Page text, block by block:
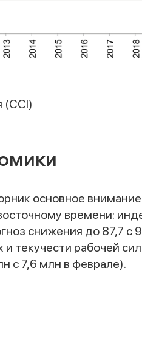
(CCI)
основное
времени:
снижения до 87,7
текучести рабочей
с 7,6 млн в феврале).
Наши